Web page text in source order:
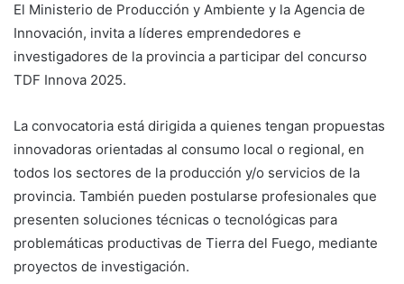
El Ministerio de Producción y Ambiente y la Agencia de
Innovación, invita a líderes emprendedores e
investigadores de la provincia a participar del concurso
TDF Innova 2025.
La convocatoria está dirigida a quienes tengan propuestas
innovadoras orientadas al consumo local o regional, en
todos los sectores de la producción y/o servicios de la
provincia. También pueden postularse profesionales que
presenten soluciones técnicas o tecnológicas para
problemáticas productivas de Tierra del Fuego, mediante
proyectos de investigación.